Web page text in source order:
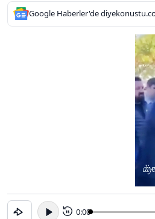
Google Haberler'de
15 0:00